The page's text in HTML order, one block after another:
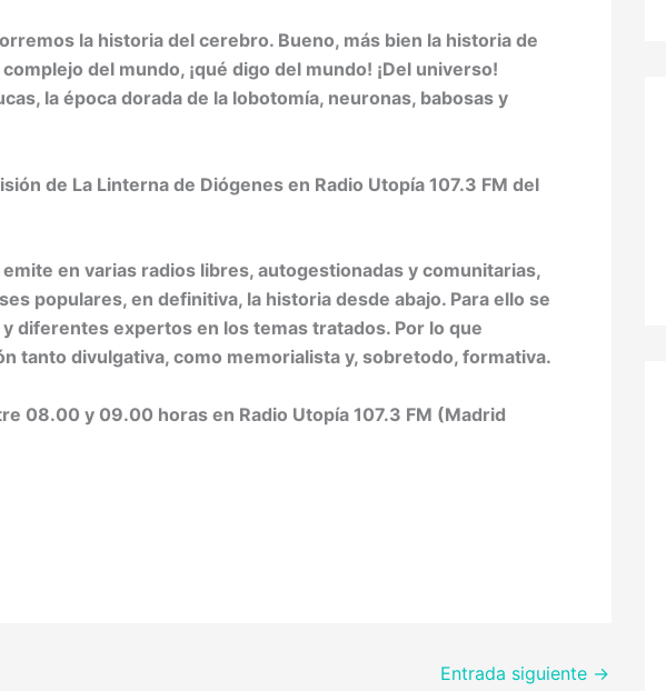
la historia del cerebro. Bueno, más bien la historia de
del mundo, ¡qué digo del mundo! ¡Del universo!
la época dorada de la lobotomía, neuronas, babosas y
de La Linterna de Diógenes en Radio Utopía 107.3 FM del
en varias radios libres, autogestionadas y comunitarias,
populares, en definitiva, la historia desde abajo. Para ello se
diferentes expertos en los temas tratados. Por lo que
tanto divulgativa, como memorialista y, sobretodo, formativa.
08.00 y 09.00 horas en Radio Utopía 107.3 FM (Madrid
Entrada siguiente →